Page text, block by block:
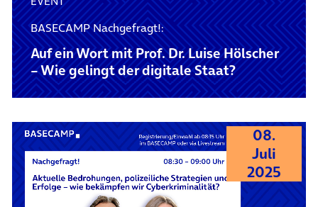
BASECAMP Nachgefragt!:
Auf ein Wort mit Prof. Dr. Luise Hölscher
– Wie gelingt der digitale Staat?
08.
Juli
2025